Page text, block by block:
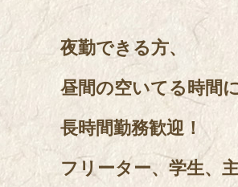
夜勤できる方、
昼間の空いてる時間に
長時間勤務歓迎！
フリーター、学生、